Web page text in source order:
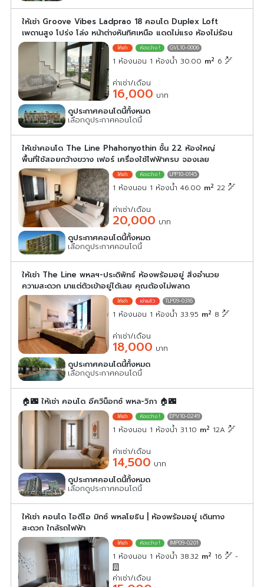
ให้เช่า Groove Vibes Ladprao 18 คอนโด Duplex Loft
เพดานสูง โปร่ง โล่ง หน้าต่างหันทิศเหนือ แดดไม่แรง ห้องไม่ร้อน
GVL10-0006
1 ห้องนอน 1 ห้องน้ำ 30.00 m2 6
ค่าเช่า/เดือน
16,000 บาท
ดูประกาศคอนโดนี้ทั้งหมด
เลือกดูประกาศคอนโดนี้
ให้เช่าคอนโด The Line Phahonyothin ชั้น 22 ห้องใหญ่
พื้นที่ใช้สอยกว้างขวาง เฟอร์ เครื่องใช้ไฟฟ้าครบ จองเลย
LPP10-0145
1 ห้องนอน 1 ห้องน้ำ 46.00 m2 22
ค่าเช่า/เดือน
20,000 บาท
ดูประกาศคอนโดนี้ทั้งหมด
เลือกดูประกาศคอนโดนี้
ให้เช่า The Line พหลฯ-ประดิพัทธ์ ห้องพร้อมอยู่ สิ่งอำนวย
ความสะดวก มาแต่ตัวเข้าอยู่ได้เลย คุณต้องไม่พลาด
TLP09-0316
1 ห้องนอน 1 ห้องน้ำ 33.95 m2 8
ค่าเช่า/เดือน
18,000 บาท
ดูประกาศคอนโดนี้ทั้งหมด
เลือกดูประกาศคอนโดนี้
🏠🌃 ให้เช่า คอนโด อีควิน็อกซ์ พหล-วิภา 🏠🌃
EPV10-0249
1 ห้องนอน 1 ห้องน้ำ 31.10 m2 12A
ค่าเช่า/เดือน
14,500 บาท
ดูประกาศคอนโดนี้ทั้งหมด
เลือกดูประกาศคอนโดนี้
ให้เช่า คอนโด ไอดีโอ มิกซ์ พหลโยธิน | ห้องพร้อมอยู่ เดินทาง
สะดวก ใกล้รถไฟฟ้า
IMP09-0201
1 ห้องนอน 1 ห้องน้ำ 38.32 m2 16 -
ค่าเช่า/เดือน